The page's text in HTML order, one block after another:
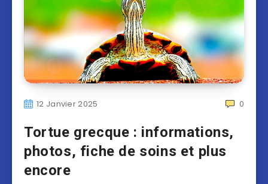
12 Janvier 2025 0
Tortue grecque : informations,
photos, fiche de soins et plus
encore